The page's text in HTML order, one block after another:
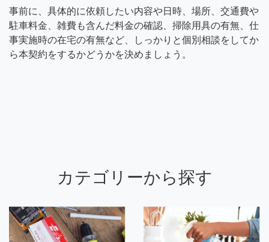
事前に、具体的に依頼したい内容や日時、場所、交通費や
駐車料金、雑費も含んだ料金の確認、掃除用具の有無、仕
事実施時の在宅の有無など、しっかりと個別相談をしてか
ら本契約をするかどうかを決めましょう。
カテゴリーから探す